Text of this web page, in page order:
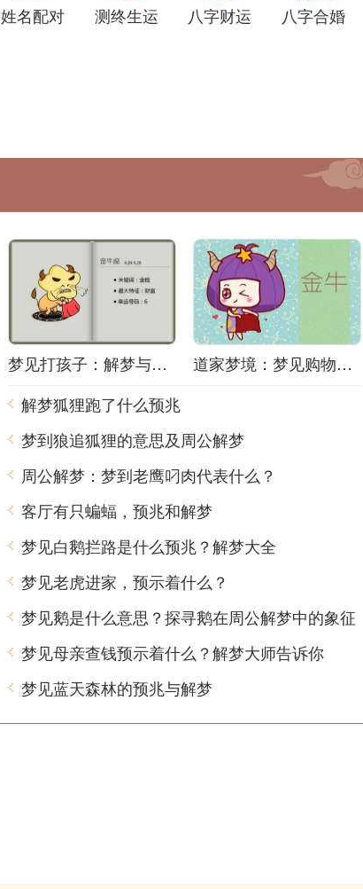
姓名配对 测终生运 八字财运 八字合婚
梦见打孩子：解梦与心理分析
道家梦境：梦见购物的意义
解梦狐狸跑了什么预兆
梦到狼追狐狸的意思及周公解梦
周公解梦：梦到老鹰叼肉代表什么？
客厅有只蝙蝠，预兆和解梦
梦见白鹅拦路是什么预兆？解梦大全
梦见老虎进家，预示着什么？
梦见鹅是什么意思？探寻鹅在周公解梦中的象征
梦见母亲查钱预示着什么？解梦大师告诉你
梦见蓝天森林的预兆与解梦